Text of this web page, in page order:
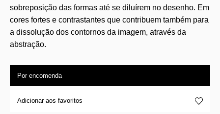
sobreposição das formas até se diluírem no desenho. Em
cores fortes e contrastantes que contribuem também para
a dissolução dos contornos da imagem, através da
abstração.
Por encomenda
Adicionar aos favoritos